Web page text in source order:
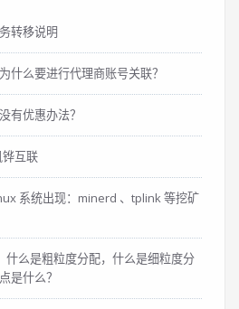
转移说明
什么要进行代理商账号关联？
有优惠办法？
互联
系统出现：minerd 、tplink 等挖矿
么是粗粒度分配，什么是细粒度分
是什么？